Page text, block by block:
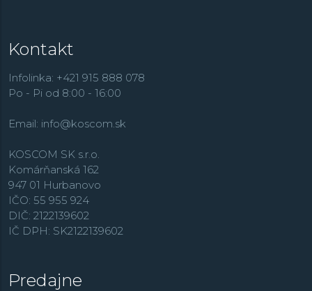
Kontakt
Infolinka: +421 915 888 078
Po - Pi od 8:00 - 16:00
Email: info@koscom.sk
KOSCOM SK s.r.o.
Komárňanská 162
947 01 Hurbanovo
IČO: 55 955 924
DIČ: 2122139602
IČ DPH: SK2122139602
Predajne